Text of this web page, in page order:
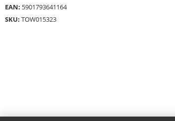
EAN: 5901793641164
SKU: TOW015323